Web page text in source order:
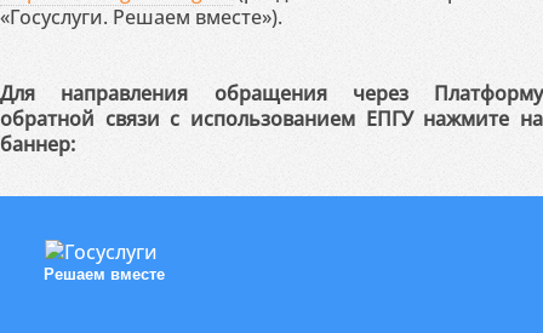
«Госуслуги. Решаем вместе»).
Для направления обращения через Платформу
обратной связи с использованием ЕПГУ нажмите на
баннер:
Решаем вместе